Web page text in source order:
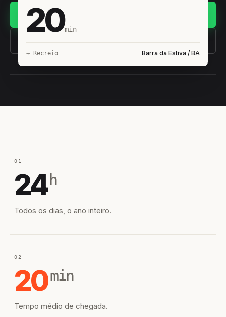
(11) 93407-8838
20min
→ Recreio Barra da Estiva / BA
01
24 h
Todos os dias, o ano inteiro.
02
20min
Tempo médio de chegada.